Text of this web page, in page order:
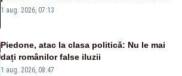
fii prost, se uită la România
1 aug. 2026, 07:13
Piedone, atac la clasa politică: Nu le mai
dați românilor false iluzii
1 aug. 2026, 08:47